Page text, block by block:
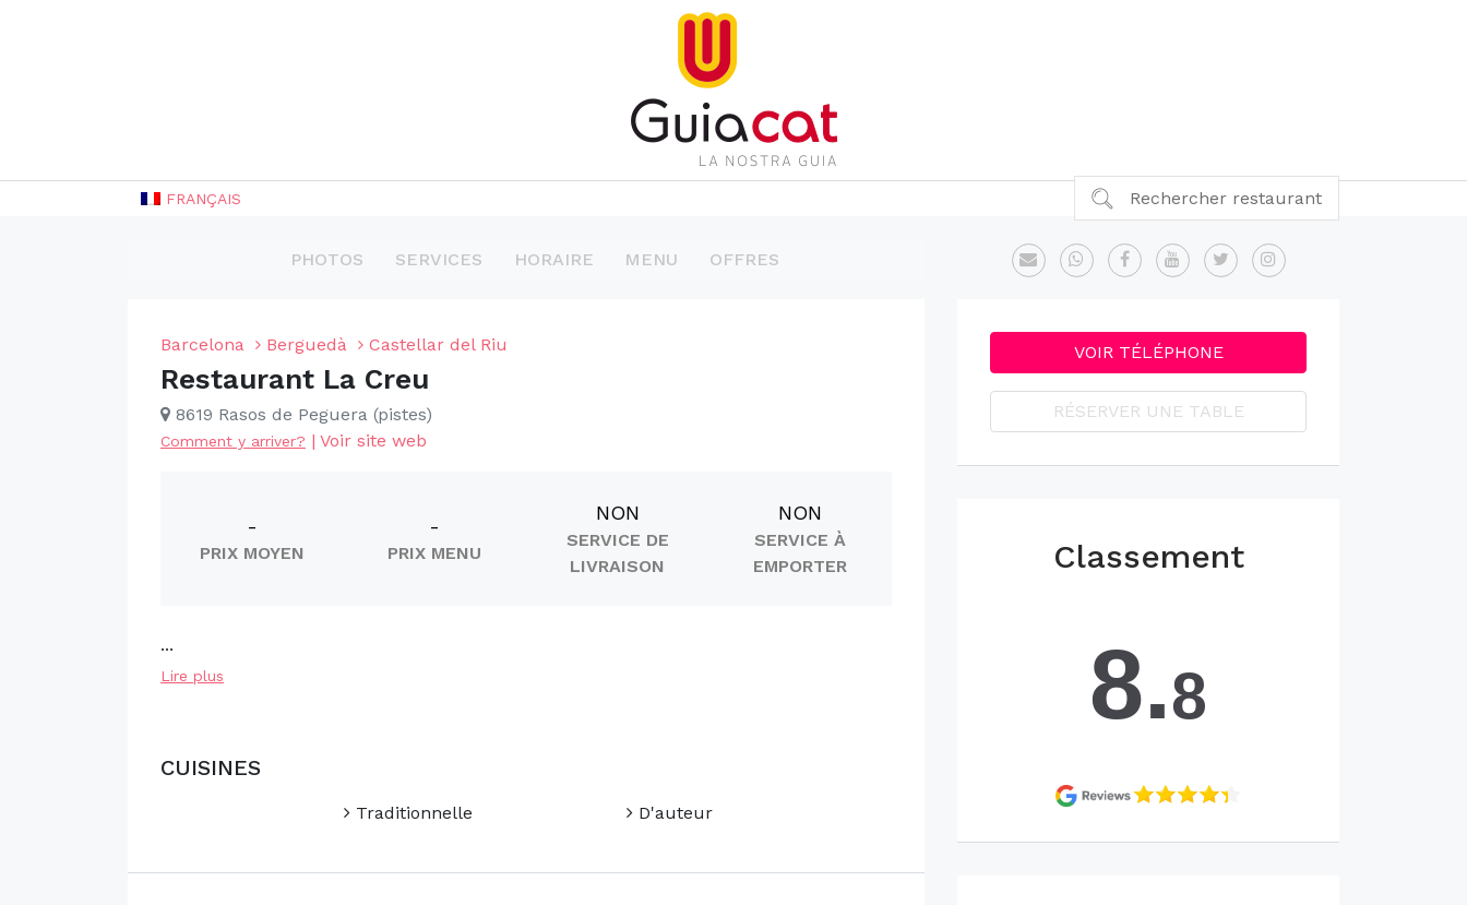
FRANÇAIS Rechercher restaurant
PHOTOS SERVICES HORAIRE MENU OFFRES
Barcelona Berguedà Castellar del Riu
Restaurant La Creu
8619 Rasos de Peguera (pistes)
Comment y arriver? | Voir site web
-
PRIX MOYEN
-
PRIX MENU
NON
SERVICE DE
LIVRAISON
NON
SERVICE À
EMPORTER
...
Lire plus
CUISINES
Traditionnelle D'auteur
VOIR TÉLÉPHONE
RÉSERVER UNE TABLE
Classement
8.8